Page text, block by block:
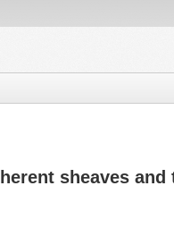
sheaves